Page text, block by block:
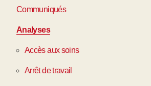
Communiqués
Analyses
Accès aux soins
Arrêt de travail